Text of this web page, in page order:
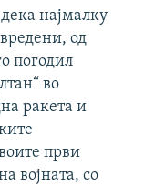
најмалку
од
погодил
во
ракета и
први
војната, со